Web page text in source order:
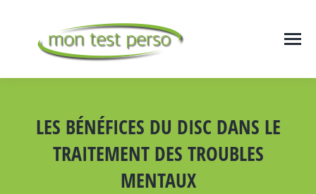
LES BÉNÉFICES DU DISC DANS LE
TRAITEMENT DES TROUBLES
MENTAUX